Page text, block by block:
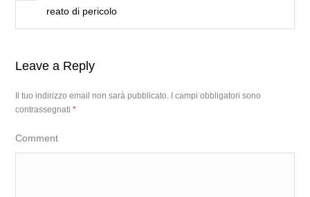
reato di pericolo
Leave a Reply
Il tuo indirizzo email non sarà pubblicato. I campi obbligatori sono
contrassegnati*
Comment